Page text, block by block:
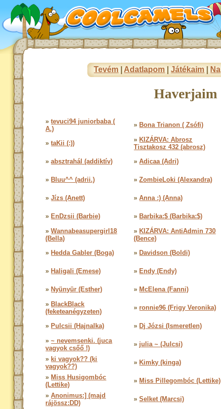
Tevém Adatlapom |Játékaim
Haverjaim
»tevuci94 juniorbaba (
A.)
» Bona Trianon ( Zsófi)
»taKii (:)) » KIZÁRVA: Abrosz
Tisztakosz 432 (abrosz)
»absztrahál (addiktív) »Adicaa (Adri)
» Bluu^^ (adrii.) »ZombieLoki (Alexandra)
»Jízs (Anett) »Anna :) (Anna)
» EnDzsii (Barbie) » Barbika:$ (Barbika:$)
»Wannabeasupergirl18
(Bella)
» KIZÁRVA: AntiAdmin 730
(Bence)
» Hedda Gabler (Boga) » Davidson (Boldi)
» Haligali (Emese) » Endy (Endy)
» Nyünyür (Esther) » McElena (Fanni)
» BlackBlack
(feketeanégyzeten)
» ronnie96 (Frigy Veronika)
» Pulcsii (Hajnalka) » Dj Józsi (Ismeretlen)
»~ nevemsenki. (juca
vagyok csőő !)
» julia ~ (Julcsi)
» ki vagyok?? (ki
vagyok??)
» Kimky (kinga)
» Miss Husigombóc
(Lettike)
» Miss Pillegombóc (Lettike)
»Anonimus:] (majd
rájössz:DD)
»Selket (Marcsi)